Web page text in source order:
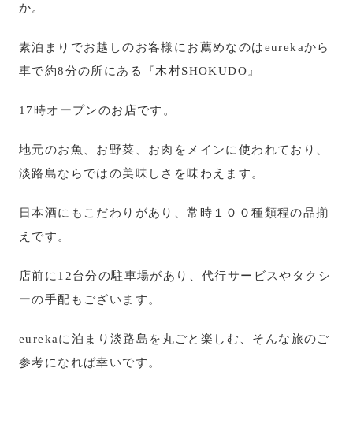
か。
素泊まりでお越しのお客様にお薦めなのはeurekaから
車で約8分の所にある『木村SHOKUDO』
17時オープンのお店です。
地元のお魚、お野菜、お肉をメインに使われており、
淡路島ならではの美味しさを味わえます。
日本酒にもこだわりがあり、常時１００種類程の品揃
えです。
店前に12台分の駐車場があり、代行サービスやタクシ
ーの手配もございます。
eurekaに泊まり淡路島を丸ごと楽しむ、そんな旅のご
参考になれば幸いです。